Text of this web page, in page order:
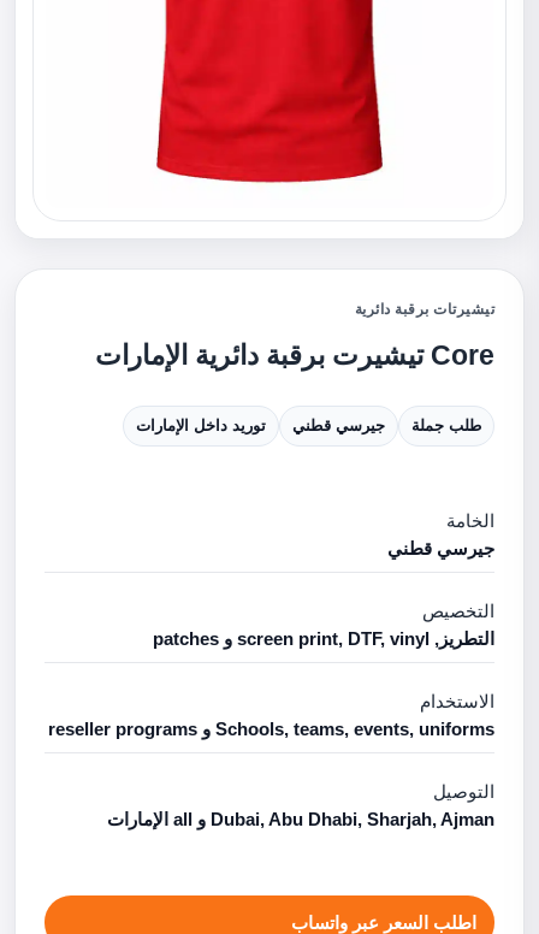
تيشيرتات برقبة دائرية
Core تيشيرت برقبة دائرية الإمارات
طلب جملة جيرسي قطني توريد داخل الإمارات
الخامة
جيرسي قطني
التخصيص
التطريز, screen print, DTF, vinyl و patches
الاستخدام
Schools, teams, events, uniforms و reseller programs
التوصيل
Dubai, Abu Dhabi, Sharjah, Ajman و all الإمارات
اطلب السعر عبر واتساب